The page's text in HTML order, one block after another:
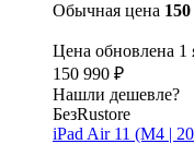
Обычная цена
Цена обновлена 1
150 990 ₽
Нашли дешевле?
БезRustore
iPad Air 11 (M4 |